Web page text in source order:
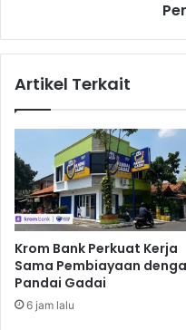
s
r
g
g
a
5
0
P
e
r
s
w
s
2
0
2
4
,
P
n
Artikel Terkait
Krom Bank Perkuat Kerja
Sama Pembiayaan
Pandai Gadai
6 jam lalu